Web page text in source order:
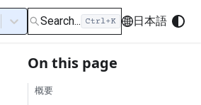
Search... 日本語
On this page
概要